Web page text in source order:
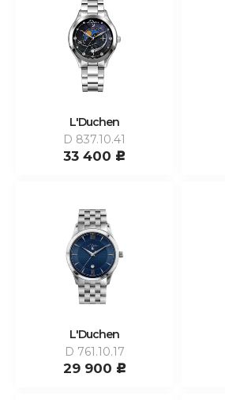
L'Duchen
D 837.10.41
33 400 c
L'Duchen
D 761.10.17
29 900 c